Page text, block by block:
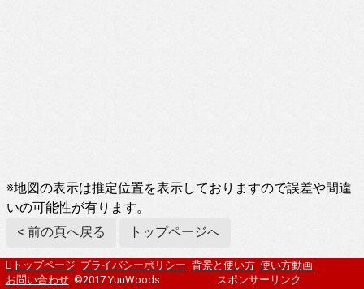
※地図の表示は推定位置を表示しておりますので誤差や間違
いの可能性が有ります。
< 前の頁へ戻る
トップページへ
トップページ プライバシーポリシー 背景と使い方 使い方動画
お問い合わせ ©2017 YuuWoods スポンサーリンク